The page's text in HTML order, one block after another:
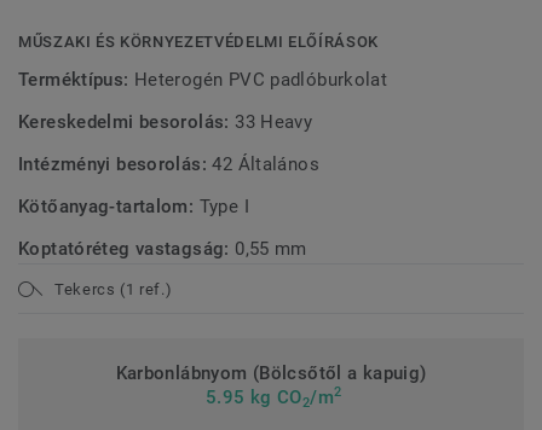
MŰSZAKI ÉS KÖRNYEZETVÉDELMI ELŐÍRÁSOK
Terméktípus: Heterogén PVC padlóburkolat
Kereskedelmi besorolás: 33 Heavy
Intézményi besorolás:42 Általános
Kötőanyag-tartalom: Type I
Koptatóréteg vastagság: 0,55 mm
Tekercs (1 ref.)
Karbonlábnyom (Bölcsőtől a kapuig)
5.95 kg CO2/m2